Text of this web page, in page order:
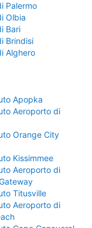
Palermo
Olbia
Bari
Brindisi
Alghero
Apopka
Aeroporto di
Orange City
Kissimmee
Aeroporto di
Titusville
Aeroporto di